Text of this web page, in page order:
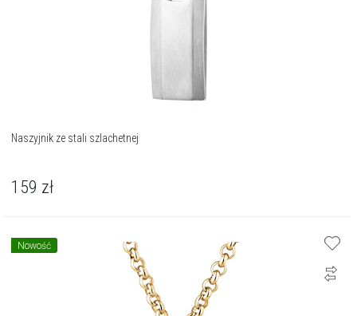
Naszyjnik ze stali szlachetnej
159 zł
Nowość